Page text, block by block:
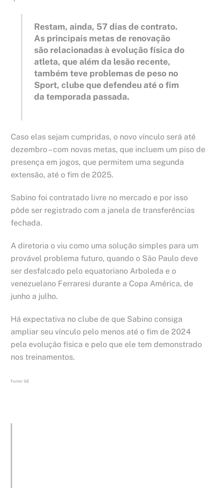
Restam, ainda, 57 dias de contrato.
As principais metas de renovação
são relacionadas à evolução física do
atleta, que além da lesão recente,
também teve problemas de peso no
Sport, clube que defendeu até o fim
da temporada passada.
Caso elas sejam cumpridas, o novo vínculo será até
dezembro – com novas metas, que incluem um piso de
presença em jogos, que permitem uma segunda
extensão, até o fim de 2025.
Sabino foi contratado livre no mercado e por isso
pôde ser registrado com a janela de transferências
fechada.
A diretoria o viu como uma solução simples para um
provável problema futuro, quando o São Paulo deve
ser desfalcado pelo equatoriano Arboleda e o
venezuelano Ferraresi durante a Copa América, de
junho a julho.
Há expectativa no clube de que Sabino consiga
ampliar seu vínculo pelo menos até o fim de 2024
pela evolução física e pelo que ele tem demonstrado
nos treinamentos.
Fonte: GE